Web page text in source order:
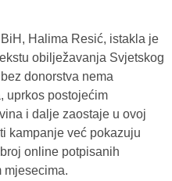
Halima Resić, istakla je
obilježavanja Svjetskog
donorstva nema
uprkos postojećim
i dalje zaostaje u ovoj
kampanje već pokazuju
online potpisanih
mjesecima.